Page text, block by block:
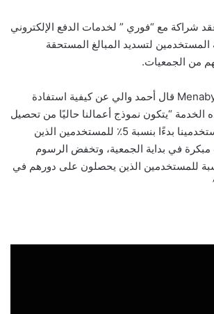
شراكة مع “فوري ” لخدمات الدفع الإلكتروني
لتسديد المبالغ المستحقة
من الجمعيات.
وفي حوار له مع Menabytes قال أحمد والي عن كيفية استفادة
الخدمة “يتكون نموذج أعمالنا حاليًا من تحصيل
رسوم الخدمة من مستخدمينا بدءًا بنسبة 5٪ للمستخدمين الذين
في بداية الجمعية، وتخفض الرسوم
0% بالنسبة للمستخدمين الذين يحصلون على دورهم في